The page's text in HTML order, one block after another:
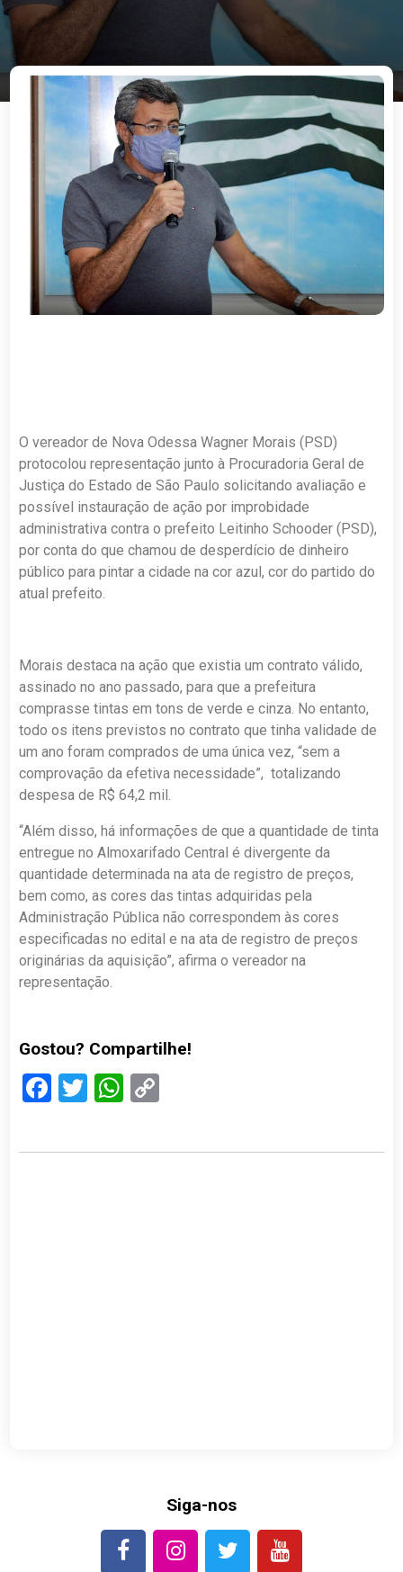
O vereador de Nova Odessa Wagner Morais (PSD)
protocolou representação junto à Procuradoria Geral de
Justiça do Estado de São Paulo solicitando avaliação e
possível instauração de ação por improbidade
administrativa contra o prefeito Leitinho Schooder (PSD),
por conta do que chamou de desperdício de dinheiro
público para pintar a cidade na cor azul, cor do partido do
atual prefeito.
Morais destaca na ação que existia um contrato válido,
assinado no ano passado, para que a prefeitura
comprasse tintas em tons de verde e cinza. No entanto,
todo os itens previstos no contrato que tinha validade de
um ano foram comprados de uma única vez, “sem a
comprovação da efetiva necessidade”, totalizando
despesa de R$ 64,2 mil.
“Além disso, há informações de que a quantidade de tinta
entregue no Almoxarifado Central é divergente da
quantidade determinada na ata de registro de preços,
bem como, as cores das tintas adquiridas pela
Administração Pública não correspondem às cores
especificadas no edital e na ata de registro de preços
originárias da aquisição”, afirma o vereador na
representação.
Gostou? Compartilhe!
Facebook
TwitterWhatsApp
Siga-nos